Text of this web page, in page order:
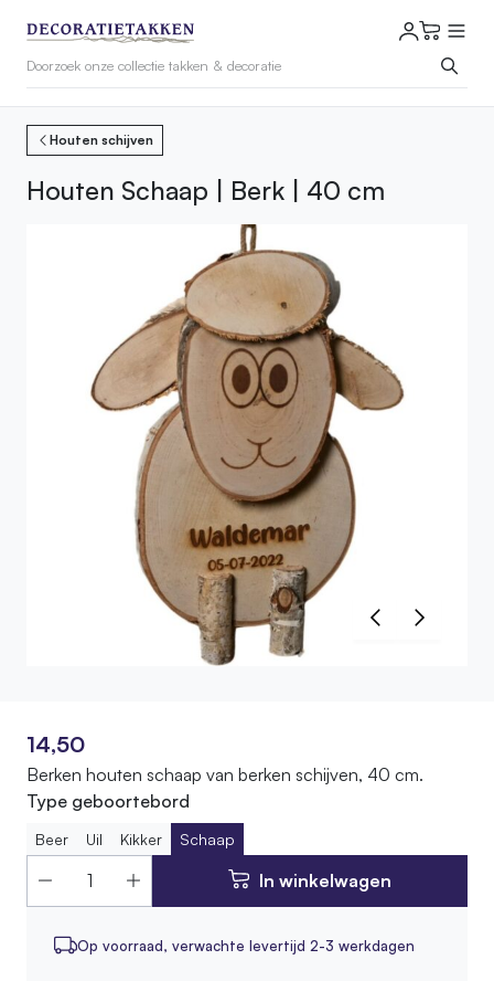
Houten schijven
Houten Schaap | Berk | 40 cm
14,50
Berken houten schaap van berken schijven, 40 cm.
Type geboortebord
Beer Uil Kikker Schaap
In winkelwagen
Op voorraad, verwachte levertijd 2-3 werkdagen